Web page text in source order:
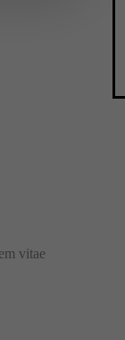
vitae